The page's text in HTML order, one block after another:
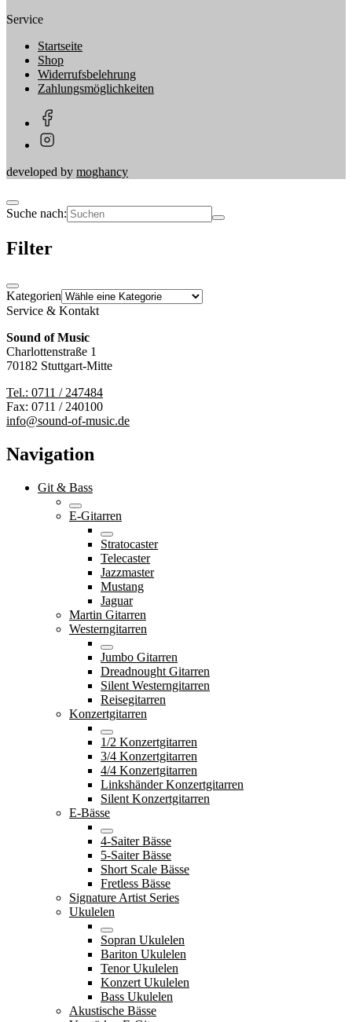
Service
Startseite
Shop
Widerrufsbelehrung
Zahlungsmöglichkeiten
developed by moghancy
Suche nach:
Filter
Kategorien
Service & Kontakt
Sound of Music
Charlottenstraße 1
70182 Stuttgart-Mitte
Tel.: 0711 / 247484
Fax: 0711 / 240100
info@sound-of-music.de
Navigation
Git & Bass
E-Gitarren
Stratocaster
Telecaster
Jazzmaster
Mustang
Jaguar
Martin Gitarren
Westerngitarren
Jumbo Gitarren
Dreadnought Gitarren
Silent Westerngitarren
Reisegitarren
Konzertgitarren
1/2 Konzertgitarren
3/4 Konzertgitarren
4/4 Konzertgitarren
Linkshänder Konzertgitarren
Silent Konzertgitarren
E-Bässe
4-Saiter Bässe
5-Saiter Bässe
Short Scale Bässe
Fretless Bässe
Signature Artist Series
Ukulelen
Sopran Ukulelen
Bariton Ukulelen
Tenor Ukulelen
Konzert Ukulelen
Bass Ukulelen
Akustische Bässe